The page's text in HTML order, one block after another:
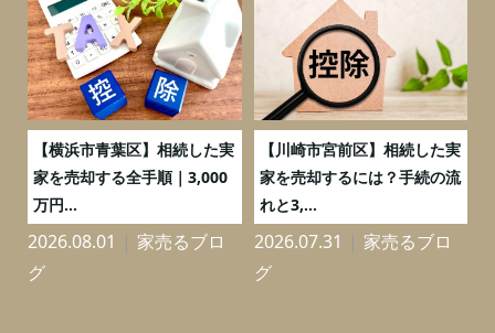
【横浜市青葉区】相続した実
家を売却する全手順｜3,000
万円...
2026.08.01
家売るブロ
グ
【川崎市宮前区】相続した実
家を売却するには？手続の流
れと3,...
2026.07.31
家売るブロ
グ